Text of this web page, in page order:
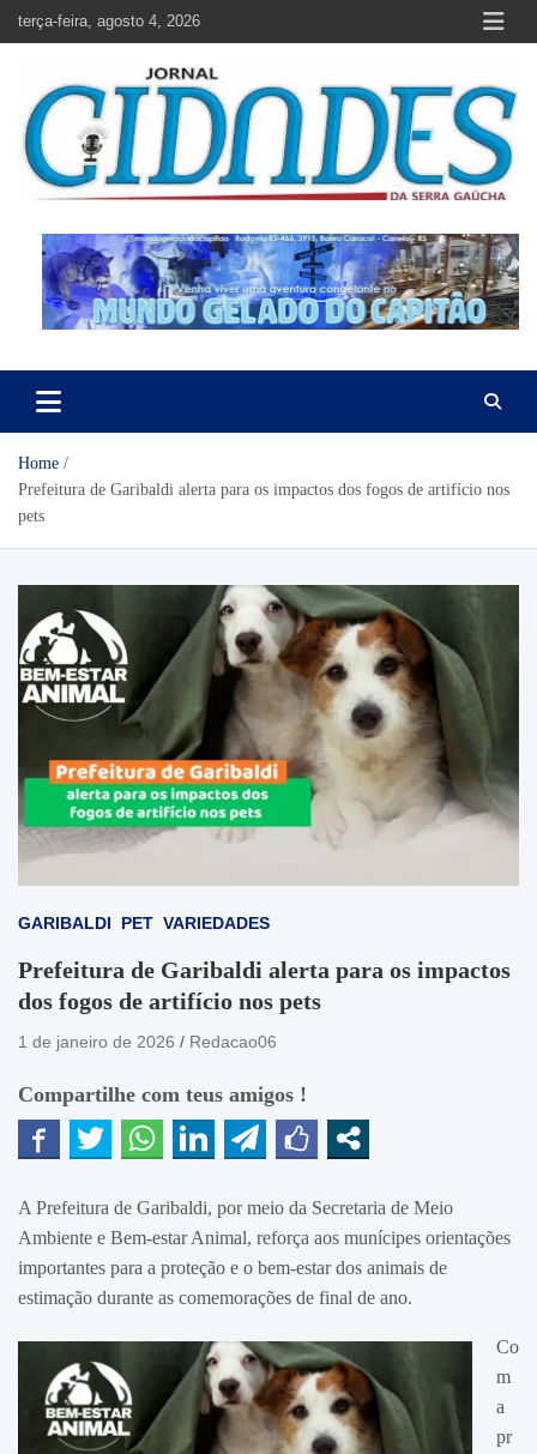
Skip
terça-feira, agosto 4, 2026
Jornal Cidades da Serra Gaúcha
Home
Prefeitura de Garibaldi alerta para os impactos dos fogos de artifício nos
pets
GARIBALDI PET VARIEDADES
Prefeitura de Garibaldi alerta para os impactos
dos fogos de artifício nos pets
1 de janeiro de 2026 Redacao06
Compartilhe com teus amigos !
A Prefeitura de Garibaldi, por meio da Secretaria de Meio
Ambiente e Bem-estar Animal, reforça aos munícipes orientações
importantes para a proteção e o bem-estar dos animais de
estimação durante as comemorações de final de ano.
Co
m
a
pr